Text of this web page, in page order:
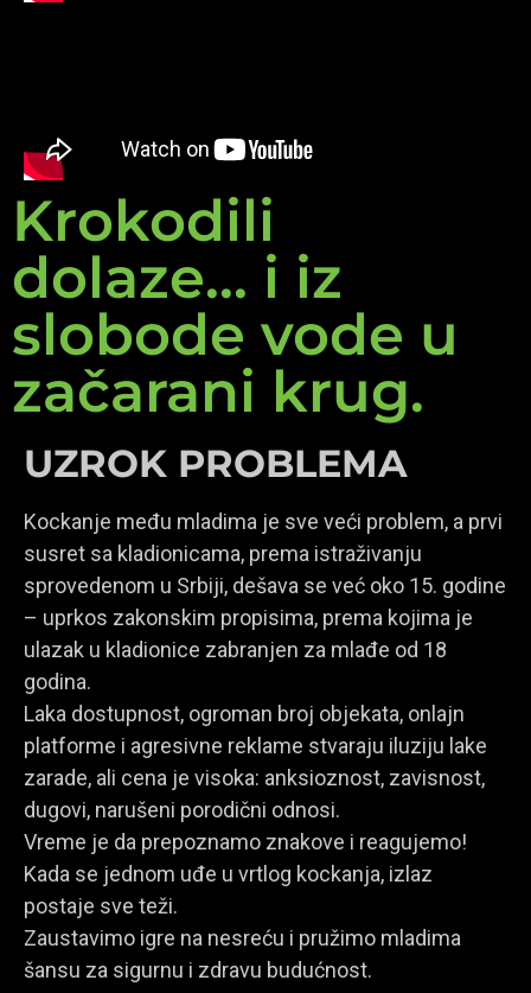
Krokodili
dolaze... i iz
slobode vode u
začarani krug.
UZROK PROBLEMA
Kockanje među mladima je sve veći problem, a prvi
susret sa kladionicama, prema istraživanju
sprovedenom u Srbiji, dešava se već oko 15. godine
– uprkos zakonskim propisima, prema kojima je
ulazak u kladionice zabranjen za mlađe od 18
godina.
Laka dostupnost, ogroman broj objekata, onlajn
platforme i agresivne reklame stvaraju iluziju lake
zarade, ali cena je visoka: anksioznost, zavisnost,
dugovi, narušeni porodični odnosi.
Vreme je da prepoznamo znakove i reagujemo!
Kada se jednom uđe u vrtlog kockanja, izlaz
postaje sve teži.
Zaustavimo igre na nesreću i pružimo mladima
šansu za sigurnu i zdravu budućnost.